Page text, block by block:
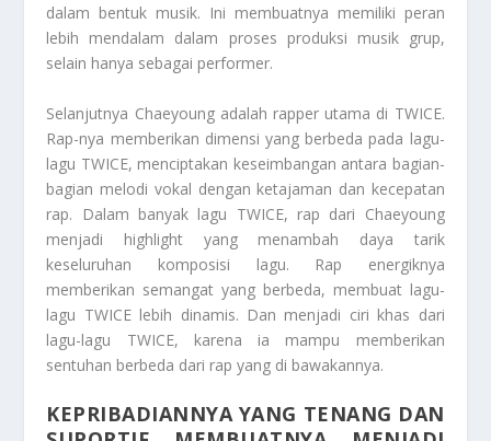
dalam bentuk musik. Ini membuatnya memiliki peran
lebih mendalam dalam proses produksi musik grup,
selain hanya sebagai performer.
Selanjutnya Chaeyoung adalah rapper utama di TWICE.
Rap-nya memberikan dimensi yang berbeda pada lagu-
lagu TWICE, menciptakan keseimbangan antara bagian-
bagian melodi vokal dengan ketajaman dan kecepatan
rap. Dalam banyak lagu TWICE, rap dari Chaeyoung
menjadi highlight yang menambah daya tarik
keseluruhan komposisi lagu. Rap energiknya
memberikan semangat yang berbeda, membuat lagu-
lagu TWICE lebih dinamis. Dan menjadi ciri khas dari
lagu-lagu TWICE, karena ia mampu memberikan
sentuhan berbeda dari rap yang di bawakannya.
KEPRIBADIANNYA YANG TENANG DAN